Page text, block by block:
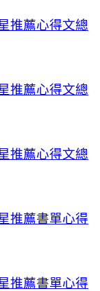
推薦心得文總
推薦心得文總
推薦心得文總
推薦書單心得
推薦書單心得